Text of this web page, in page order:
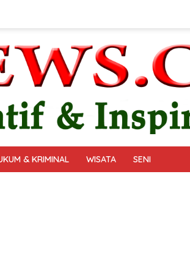
& KRIMINAL WISATA SENI